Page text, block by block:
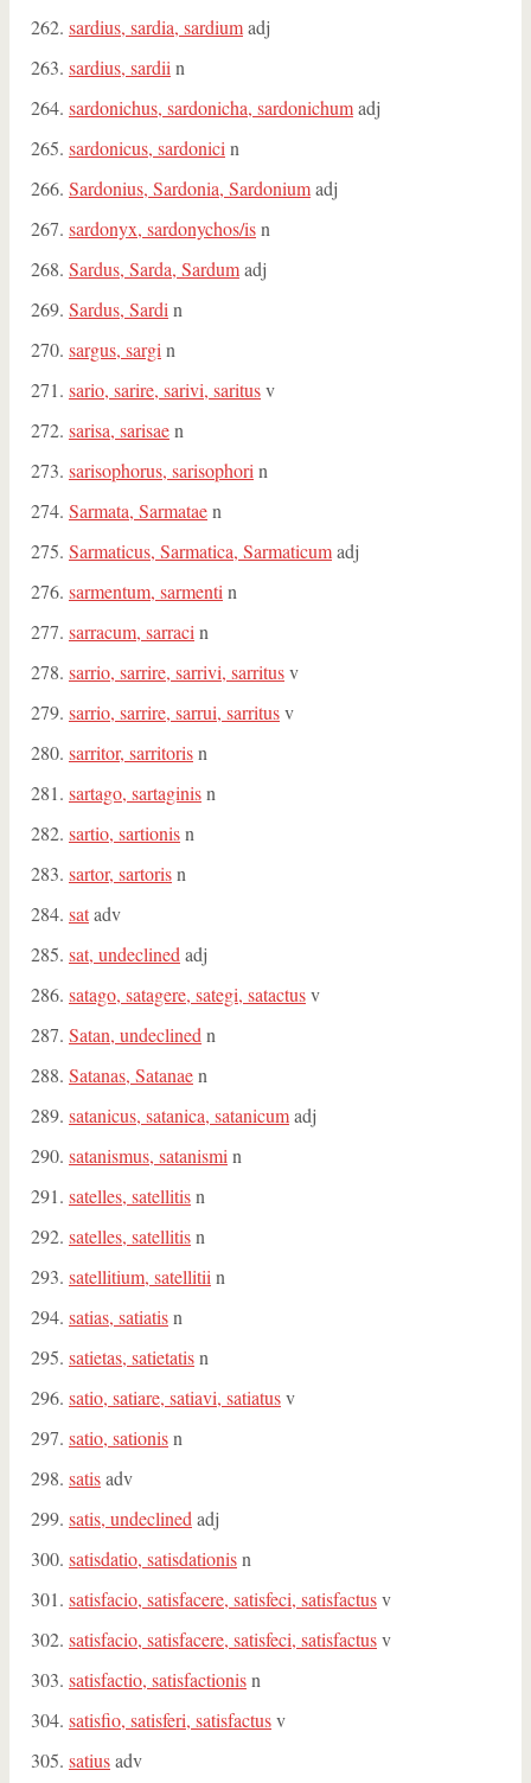
sardius, sardia, sardiumadj
sardius, sardii n
sardonichus, sardonicha, sardonichumadj
sardonicus, sardonici n
Sardonius, Sardonia, Sardoniumadj
sardonyx, sardonychos/isn
Sardus, Sarda, Sardumadj
Sardus, Sardi n
sargus, sargi n
sario, sarire, sarivi, saritusv
sarisa, sarisaen
sarisophorus, sarisophori n
Sarmata, Sarmataen
Sarmaticus, Sarmatica, Sarmaticumadj
sarmentum, sarmenti n
sarracum, sarraci n
sarrio, sarrire, sarrivi, sarritusv
sarrio, sarrire, sarrui, sarritusv
sarritor, sarritorisn
sartago, sartaginisn
sartio, sartionisn
sartor, sartorisn
satadv
sat, undeclined adj
satago, satagere, sategi, satactusv
Satan, undeclined n
Satanas, Satanaen
satanicus, satanica, satanicumadj
satanismus, satanismi n
satelles, satellitisn
satelles, satellitisn
satellitium, satellitii n
satias, satiatisn
satietas, satietatisn
satio, satiare, satiavi, satiatusv
satio, sationisn
satisadv
satis, undeclined adj
satisdatio, satisdationisn
satisfacio, satisfacere, satisfeci, satisfactusv
satisfacio, satisfacere, satisfeci, satisfactusv
satisfactio, satisfactionisn
satisfio, satisferi, satisfactusv
satiusadv